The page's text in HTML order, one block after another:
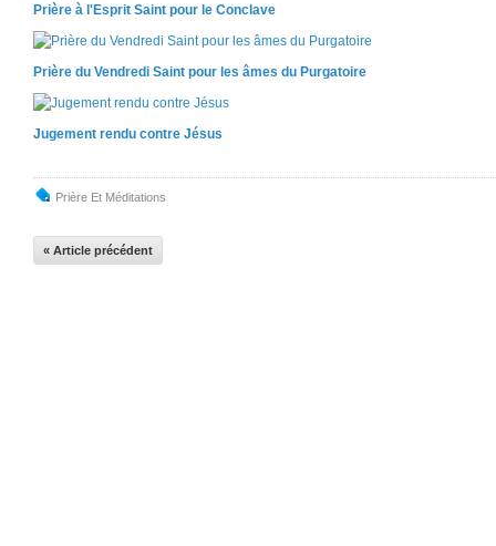
Prière à l'Esprit Saint pour le Conclave
Prière du Vendredi Saint pour les âmes du Purgatoire
Jugement rendu contre Jésus
Prière Et Méditations
« Article précédent